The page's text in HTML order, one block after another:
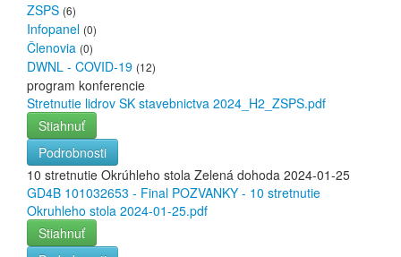
ZSPS (6)
Infopanel (0)
Členovia (0)
DWNL - COVID-19 (12)
program konferencie
Stretnutie lidrov SK stavebnictva 2024_H2_ZSPS.pdf
Stiahnuť
Podrobnosti
10 stretnutie Okrúhleho stola Zelená dohoda 2024-01-25
GD4B 101032653 - Final POZVANKY - 10 stretnutie
Okruhleho stola 2024-01-25.pdf
Stiahnuť